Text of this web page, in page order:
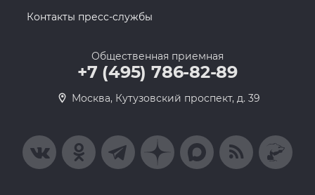
Контакты пресс-службы
Общественная приемная
+7 (495) 786-82-89
Москва, Кутузовский проспект, д. 39